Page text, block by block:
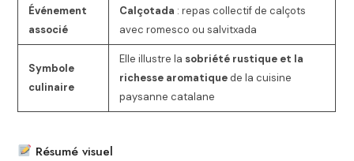
Événement
associé
Calçotada : repas collectif de calçots
avec romesco ou salvitxada
Symbole
culinaire
Elle illustre la sobriété rustique et la
richesse aromatiquede la cuisine
paysanne catalane
Résumé visuel